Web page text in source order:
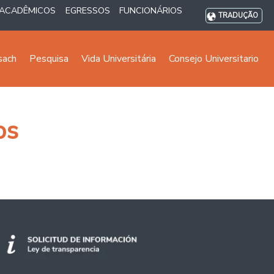
EGRESSOS FUNCIONÁRIOS TRADUÇÃO
Pesquisa Vida Universitária Consejo Universitario